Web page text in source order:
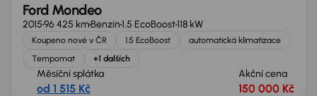
Ford Mondeo
201596 425 kmBenzín1.5 EcoBoost118 kW
Koupeno nové v ČR 1.5 EcoBoost
automatická klimatizace
Tempomat
+1 dalších
Měsíční splátka
od 1 515 Kč
Akční cena
150 000 Kč